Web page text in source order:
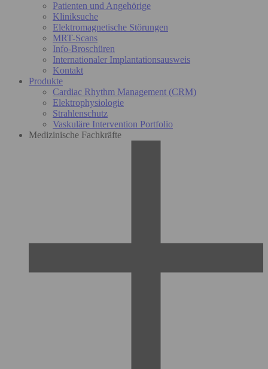
Patienten und Angehörige
Kliniksuche
Elektromagnetische Störungen
MRT-Scans
Info-Broschüren
Internationaler Implantationsausweis
Kontakt
Produkte
Cardiac Rhythm Management (CRM)
Elektrophysiologie
Strahlenschutz
Vaskuläre Intervention Portfolio
Medizinische Fachkräfte